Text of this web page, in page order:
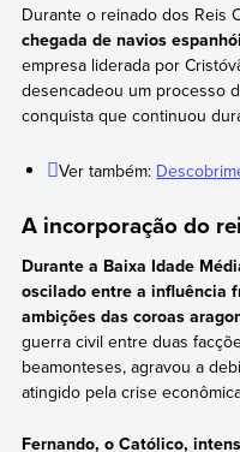
Durante o reinado dos Reis
chegada de navios
empresa liderada por
desencadeou um processo
conquista que continuou
Ver também:
A incorporação do
Durante a Baixa Idade
oscilado entre a influência
ambições das coroas
guerra civil entre duas
beamonteses, agravou a
atingido pela crise
Fernando, o Católico,